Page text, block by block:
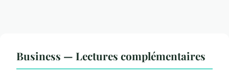
Business — Lectures complémentaires